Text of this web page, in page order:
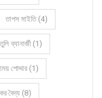
তাপস মাইতি (4)
তুলি ব্যানার্জী (1)
পোদ্দার (1)
বৈদ্য (8)